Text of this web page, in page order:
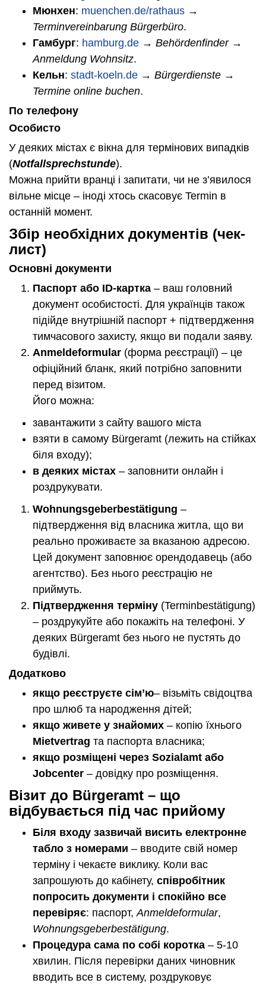
Мюнхен: muenchen.de/rathaus →
Terminvereinbarung Bürgerbüro.
Гамбург: hamburg.de → Behördenfinder →
Anmeldung Wohnsitz.
Кельн: stadt-koeln.de → Bürgerdienste →
Termine online buchen.
По телефону
Особисто
У деяких містах є вікна для термінових випадків
(Notfallsprechstunde).
Можна прийти вранці і запитати, чи не з’явилося
вільне місце – іноді хтось скасовує Termin в
останній момент.
Збір необхідних документів (чек-
лист)
Основні документи
Паспорт або ID-картка – ваш головний
документ особистості. Для українців також
підійде внутрішній паспорт + підтвердження
тимчасового захисту, якщо ви подали заяву.
Anmeldeformular (форма реєстрації) – це
офіційний бланк, який потрібно заповнити
перед візитом.
Його можна:
завантажити з сайту вашого міста
взяти в самому Bürgeramt (лежить на стійках
біля входу);
в деяких містах – заповнити онлайн і
роздрукувати.
Wohnungsgeberbestätigung –
підтвердження від власника житла, що ви
реально проживаєте за вказаною адресою.
Цей документ заповнює орендодавець (або
агентство). Без нього реєстрацію не
приймуть.
Підтвердження терміну (Terminbestätigung)
– роздрукуйте або покажіть на телефоні. У
деяких Bürgeramt без нього не пустять до
будівлі.
Додатково
якщо реєструєте сім’ю– візьміть свідоцтва
про шлюб та народження дітей;
якщо живете у знайомих – копію їхнього
Mietvertrag та паспорта власника;
якщо розміщені через Sozialamt або
Jobcenter – довідку про розміщення.
Візит до Bürgeramt – що
відбувається під час прийому
Біля входу зазвичай висить електронне
табло з номерами – вводите свій номер
терміну і чекаєте виклику. Коли вас
запрошують до кабінету, співробітник
попросить документи і спокійно все
перевіряє: паспорт, Anmeldeformular,
Wohnungsgeberbestätigung.
Процедура сама по собі коротка – 5-10
хвилин. Після перевірки даних чиновник
вводить все в систему, роздруковує